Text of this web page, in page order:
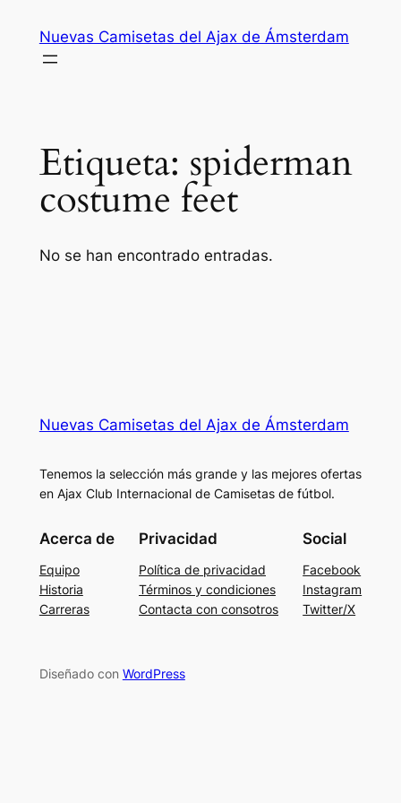
contenido
Nuevas Camisetas del Ajax de Ámsterdam
Etiqueta: spiderman
costume feet
No se han encontrado entradas.
Nuevas Camisetas del Ajax de Ámsterdam
Tenemos la selección más grande y las mejores ofertas
en Ajax Club Internacional de Camisetas de fútbol.
Acerca de
Equipo
Historia
Carreras
Privacidad
Política de privacidad
Términos y condiciones
Contacta con consotros
Social
Facebook
Instagram
Twitter/X
Diseñado con WordPress